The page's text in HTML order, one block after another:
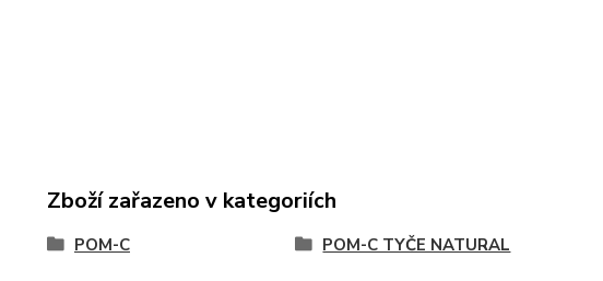
Zboží zařazeno v kategoriích
POM-C POM-C TYČE NATURAL